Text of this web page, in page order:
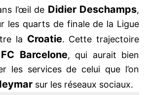
l’œil de Didier Deschamps,
les quarts de finale de la Ligue
la Croatie. Cette trajectoire
FC Barcelone, qui aurait bien
les services de celui que l’on
sur les réseaux sociaux.